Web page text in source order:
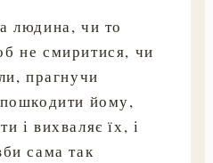
людина, чи то
не смиритися, чи
прагнучи
йому,
і вихваляє їх, і
сама так